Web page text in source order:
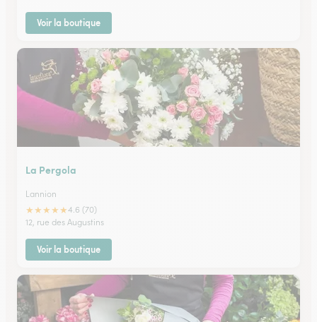
Voir la boutique
La Pergola
Lannion
★★★★★4.6 (70)
12, rue des Augustins
Voir la boutique